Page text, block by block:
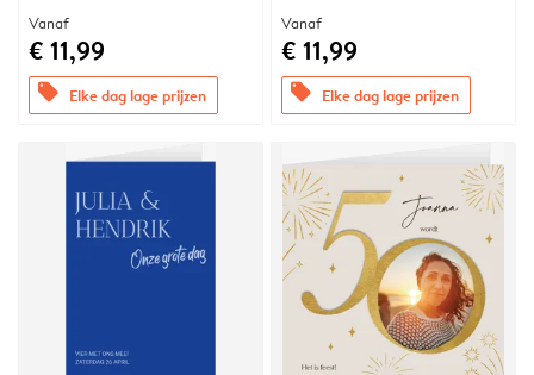
Vanaf
€ 11,99
offers Elke dag lage prijzen
Vanaf
€ 11,99
offers Elke dag lage prijzen